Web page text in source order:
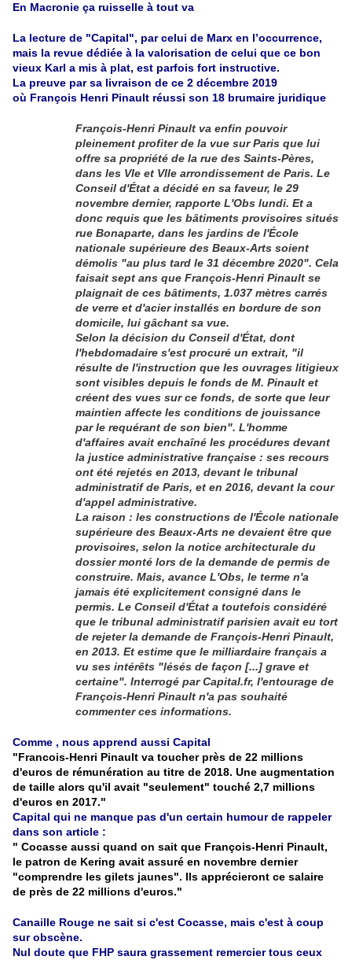
En Macronie ça ruisselle à tout va
La lecture de "Capital", par celui de Marx en l’occurrence,
mais la revue dédiée à la valorisation de celui que ce bon
vieux Karl a mis à plat, est parfois fort instructive.
La preuve par sa livraison de ce 2 décembre 2019
où François Henri Pinault réussi son 18 brumaire juridique
François-Henri Pinault va enfin pouvoir
pleinement profiter de la vue sur Paris que lui
offre sa propriété de la rue des Saints-Pères,
dans les VIe et VIIe arrondissement de Paris. Le
Conseil d'État a décidé en sa faveur, le 29
novembre dernier, rapporte L'Obs lundi. Et a
donc requis que les bâtiments provisoires situés
rue Bonaparte, dans les jardins de l'École
nationale supérieure des Beaux-Arts soient
démolis "au plus tard le 31 décembre 2020". Cela
faisait sept ans que François-Henri Pinault se
plaignait de ces bâtiments, 1.037 mètres carrés
de verre et d'acier installés en bordure de son
domicile, lui gâchant sa vue.
Selon la décision du Conseil d'État, dont
l'hebdomadaire s'est procuré un extrait, "il
résulte de l'instruction que les ouvrages litigieux
sont visibles depuis le fonds de M. Pinault et
créent des vues sur ce fonds, de sorte que leur
maintien affecte les conditions de jouissance
par le requérant de son bien". L'homme
d'affaires avait enchaîné les procédures devant
la justice administrative française : ses recours
ont été rejetés en 2013, devant le tribunal
administratif de Paris, et en 2016, devant la cour
d'appel administrative.
La raison : les constructions de l'École nationale
supérieure des Beaux-Arts ne devaient être que
provisoires, selon la notice architecturale du
dossier monté lors de la demande de permis de
construire. Mais, avance L'Obs, le terme n'a
jamais été explicitement consigné dans le
permis. Le Conseil d'État a toutefois considéré
que le tribunal administratif parisien avait eu tort
de rejeter la demande de François-Henri Pinault,
en 2013. Et estime que le milliardaire français a
vu ses intérêts "lésés de façon [...] grave et
certaine". Interrogé par Capital.fr, l'entourage de
François-Henri Pinault n'a pas souhaité
commenter ces informations.
Comme , nous apprend aussi Capital
"Francois-Henri Pinault va toucher près de 22 millions
d'euros de rémunération au titre de 2018. Une augmentation
de taille alors qu'il avait "seulement" touché 2,7 millions
d'euros en 2017."
Capital qui ne manque pas d'un certain humour de rappeler
dans son article :
" Cocasse aussi quand on sait que François-Henri Pinault,
le patron de Kering avait assuré en novembre dernier
"comprendre les gilets jaunes". Ils apprécieront ce salaire
de près de 22 millions d'euros."
Canaille Rouge ne sait si c'est Cocasse, mais c'est à coup
sur obscène.
Nul doute que FHP saura grassement remercier tous ceux